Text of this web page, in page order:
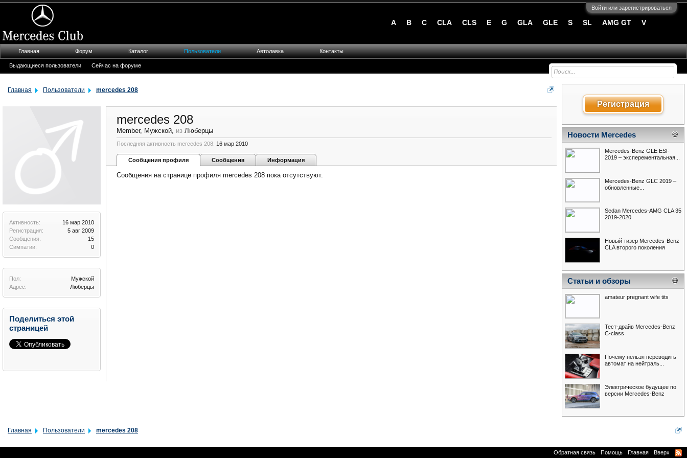
Войти или зарегистрироваться
Главная Пользователи mercedes 208
Активность:
16 мар 2010
Регистрация:
5 авг 2009
Сообщения:
15
Симпатии:
0
Пол:
Мужской
Адрес:
Люберцы
Поделиться этой
страницей
mercedes 208
Member, Мужской, из Люберцы
Последняя активность mercedes 208: 16 мар 2010
Сообщения профиля Сообщения Информация
Сообщения на странице профиля mercedes 208 пока отсутствуют.
Регистрация
Новости Mercedes
Mercedes-Benz GLE ESF
2019 – эксперементальная...
Mercedes-Benz GLC 2019 –
обновленные...
Sedan Mercedes-AMG CLA 35
2019-2020
Новый тизер Mercedes-Benz
CLA второго поколения
Статьи и обзоры
amateur pregnant wife tits
Тест-драйв Mercedes-Benz
С-class
Почему нельзя переводить
автомат на нейтраль...
Электрическое будущее по
версии Mercedes-Benz
Главная Пользователи mercedes 208
A B C CLA CLS E G GLA GLE S SL AMG GT V
Главная Форум Каталог Пользователи
Выдающиеся пользователи Сейчас на форуме
Автолавка Контакты
Обратная связь Помощь Главная Вверх